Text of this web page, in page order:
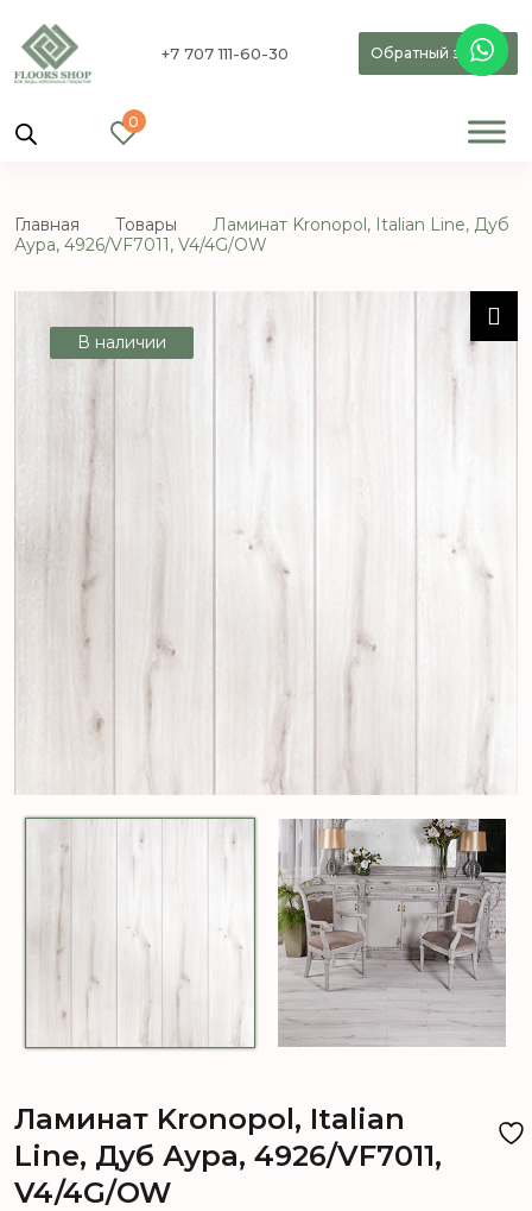
+7 707 111-60-30 Обратный звонок
0
Главная Товары
Ламинат Kronopol, Italian Line, Дуб
Аура, 4926/VF7011, V4/4G/OW
В наличии
Ламинат Kronopol, Italian
Line, Дуб Аура, 4926/VF7011,
V4/4G/OW